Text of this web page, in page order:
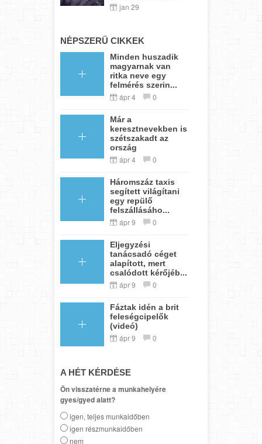
jan 29
NÉPSZERŰ CIKKEK
Minden huszadik
magyarnak van
ritka neve egy
felmérés szerin...
ápr 4 0
Már a
keresztnevekben is
szétszakadt az
ország
ápr 4 0
Háromszáz taxis
segített világítani
egy repülő
felszállásáho...
ápr 9 0
Eljegyzési
tanácsadó céget
alapított, mert
csalódott kérőjéb...
ápr 9 0
Fáztak idén a brit
feleségcipelők
(videó)
ápr 9 0
A HÉT KÉRDÉSE
Ön visszatérne a munkahelyére
gyes/gyed alatt?
igen, teljes munkaidőben
igen részmunkaidőben
nem